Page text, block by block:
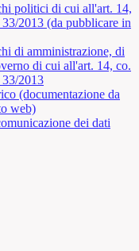
politici di cui all'art. 14,
2013 (da pubblicare in
di amministrazione, di
di cui all'art. 14, co.
2013
(documentazione da
web)
dei dati